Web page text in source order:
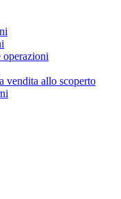
operazioni
vendita allo scoperto